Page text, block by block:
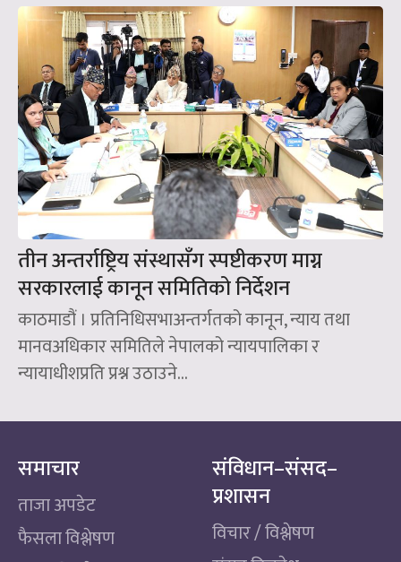
तीन अन्तर्राष्ट्रिय संस्थासँग स्पष्टीकरण माग्न
सरकारलाई कानून समितिको निर्देशन
काठमाडौं । प्रतिनिधिसभाअन्तर्गतको कानून, न्याय तथा
मानवअधिकार समितिले नेपालको न्यायपालिका र
न्यायाधीशप्रति प्रश्न उठाउने...
समाचार
ताजा अपडेट
फैसला विश्लेषण
संविधान–संसद–
प्रशासन
विचार / विश्लेषण